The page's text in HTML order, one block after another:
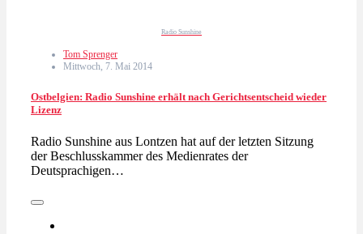
Radio Sunshine
Tom Sprenger
Mittwoch, 7. Mai 2014
Ostbelgien: Radio Sunshine erhält nach Gerichtsentscheid wieder
Lizenz
Radio Sunshine aus Lontzen hat auf der letzten Sitzung
der Beschlusskammer des Medienrates der
Deutsprachigen…